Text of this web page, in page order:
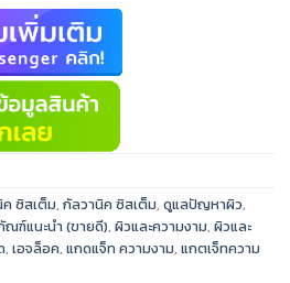
ซิสเต็ม, กัลวานิค ซิสเต็ม, ดูแลปัญหาผิว,
ฑ์แนะนำ (ขายดี), ผิวและความงาม, ผิวและ
, เอจล็อค, แกดแจ็ท ความงาม, แกตเจ็ทความ